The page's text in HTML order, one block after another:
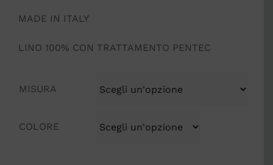
MADE IN ITALY
LINO 100% CON TRATTAMENTO PENTEC
MISURA
COLORE